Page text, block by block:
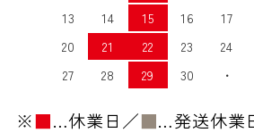
13
14 15 16 17
20
21 22 23 24
27
28 29 30 ・
※■…休業日／■…発送休業